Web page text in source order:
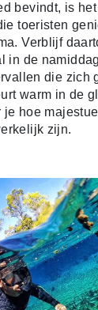
bevindt, is
toeristen
Verblijf
in de
die zich
warm in de
je hoe
zijn.